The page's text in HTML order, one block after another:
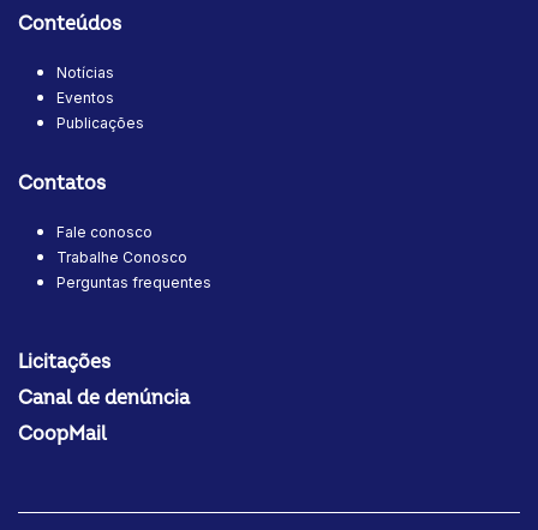
Conteúdos
Notícias
Eventos
Publicações
Contatos
Fale conosco
Trabalhe Conosco
Perguntas frequentes
Licitações
Canal de denúncia
CoopMail